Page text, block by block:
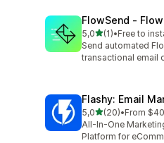
FlowSend ‑
5,0na 5 gwiazdek
(1)
Łączna liczba
•Free to
Send automated
transactional email
Flashy: Email
5,0na 5 gwiazdek
(20)
Łączna liczba
•From
All-In-One
Platform for